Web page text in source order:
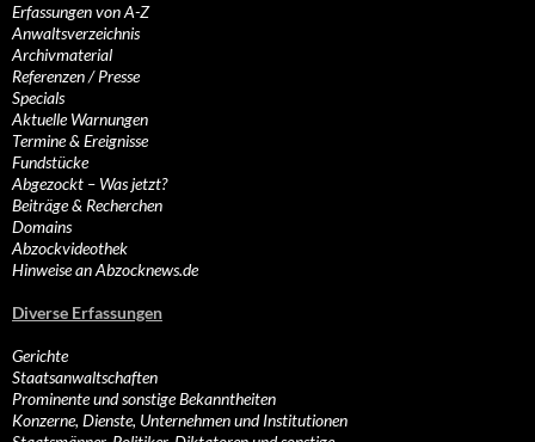
Erfassungen von A-Z
Anwaltsverzeichnis
Archivmaterial
Referenzen / Presse
Specials
Aktuelle Warnungen
Termine & Ereignisse
Fundstücke
Abgezockt – Was jetzt?
Beiträge & Recherchen
Domains
Abzockvideothek
Hinweise an Abzocknews.de
Diverse Erfassungen
Gerichte
Staatsanwaltschaften
Prominente und sonstige Bekanntheiten
Konzerne, Dienste, Unternehmen und Institutionen